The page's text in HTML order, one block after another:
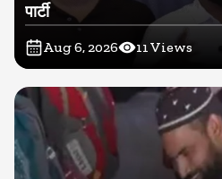
पार्टी
Aug 6, 2026 11 Views